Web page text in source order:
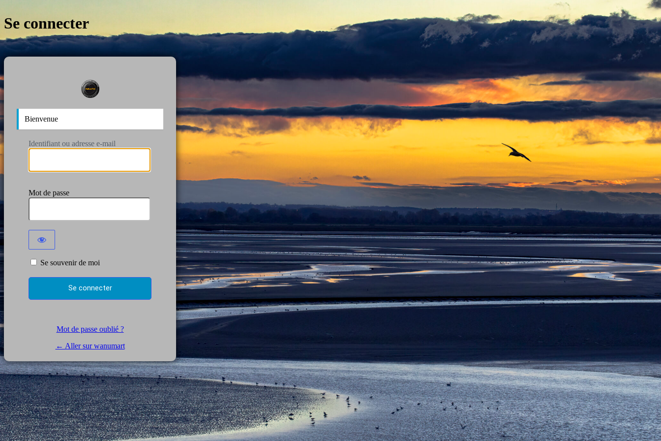
Se connecter
https://wanumart.be
Bienvenue
Identifiant ou adresse e-mail
Mot de passe
Se souvenir de moi
Mot de passe oublié ?
← Aller sur wanumart